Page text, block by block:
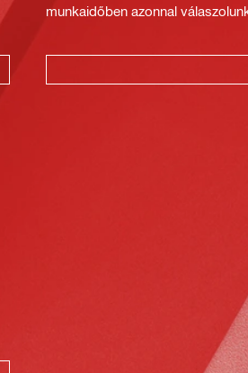
munkaidőben azonnal